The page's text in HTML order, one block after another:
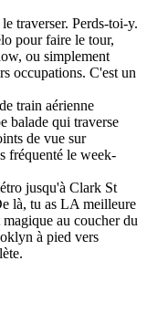
traverser. Perds-toi-y.
pour faire le tour,
ou simplement
occupations. C'est un
train aérienne
balade qui traverse
de vue sur
fréquenté le week-
jusqu'à Clark St
là, tu as LA meilleure
au coucher du
à pied vers